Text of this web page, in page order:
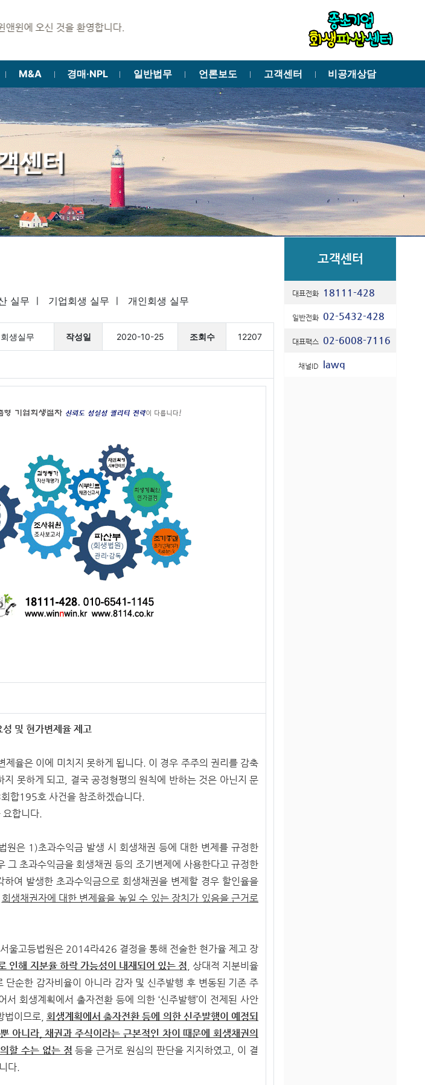
신 것을 환영합니다.
ㅣ M&A ㅣ 경매·NPL ㅣ 일반법무 ㅣ 언론보도 ㅣ 고객센터 ㅣ 비공개상담
센터
실무 ㅣ 기업회생 실무 ㅣ 개인회생 실무
생실무 작성일 2020-10-25 조회수 12207
및 현가변제율 제고
율은 이에 미치지 못하게 됩니다. 이 경우 주주의 권리를 감축
못하게 되고, 결국 공정형평의 원칙에 반하는 것은 아닌지 문
합195호 사건을 참조하겠습니다.
합니다.
원은 1)초과수익금 발생 시 회생채권 등에 대한 변제를 규정한
초과수익금을 회생채권 등의 조기변제에 사용한다고 규정한
여 발생한 초과수익금으로 회생채권을 변제할 경우 할인율을
회생채권자에 대한 변제율을 높일 수 있는 장치가 있음을 근거로
울고등법원은 2014라426 결정을 통해 전술한 현가율 제고 장
인해 지분율 하락 가능성이 내재되어 있는 점 , 상대적 지분비율
순한 감자비율이 아니라 감자 및 신주발행 후 변동된 기존 주
회생계획에서 출자전환 등에 의한 ‘신주발행’이 전제된 사안
법이므로, 회생계획에서 출자전환 등에 의한 신주발행이 예정되
아니라, 채권과 주식이라는 근본적인 차이 때문에 회생채권의
할 수는 없는 점 등을 근거로 원심의 판단을 지지하였고, 이 결
다.
고객센터
대표전화 18111-428
일반전화 02-5432-428
대표팩스 02-6008-7116
채널ID lawq